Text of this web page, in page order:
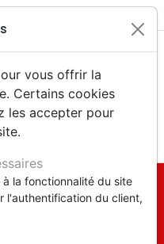
vous offrir la
Certains cookies
les accepter pour
la fonctionnalité du site
l'authentification du client,